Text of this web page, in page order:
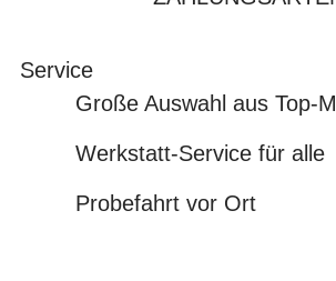
Service
Große Auswahl aus Top-
Werkstatt-Service für alle
Probefahrt vor Ort